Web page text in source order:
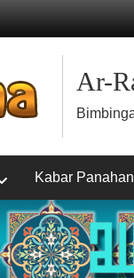
Ar-
Kabar Panahan